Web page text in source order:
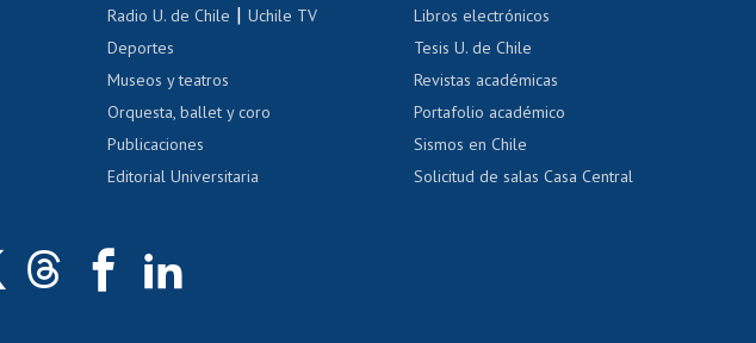
Acoso laboral, sexual y violencia Denuncias administrativas
Radio U. de Chile |Uchile TV
Deportes
Museos y teatros
Orquesta, ballet y coro
Publicaciones
Editorial Universitaria
Libros electrónicos
Tesis U. de Chile
Revistas académicas
Portafolio académico
Sismos en Chile
Solicitud de salas Casa Central